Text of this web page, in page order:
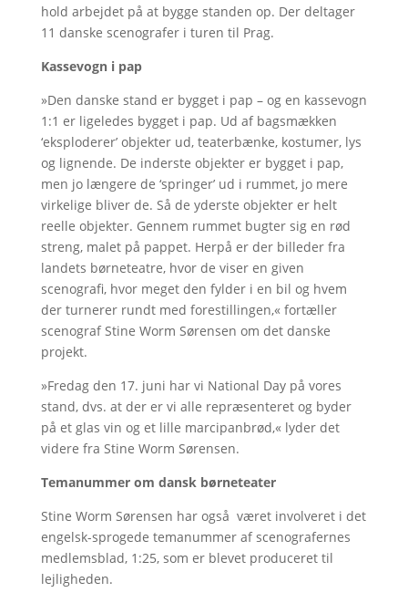
hold arbejdet på at bygge standen op. Der deltager
11 danske scenografer i turen til Prag.
Kassevogn i pap
»Den danske stand er bygget i pap – og en kassevogn
1:1 er ligeledes bygget i pap. Ud af bagsmækken
‘eksploderer’ objekter ud, teaterbænke, kostumer, lys
og lignende. De inderste objekter er bygget i pap,
men jo længere de ‘springer’ ud i rummet, jo mere
virkelige bliver de. Så de yderste objekter er helt
reelle objekter. Gennem rummet bugter sig en rød
streng, malet på pappet. Herpå er der billeder fra
landets børneteatre, hvor de viser en given
scenografi, hvor meget den fylder i en bil og hvem
der turnerer rundt med forestillingen,« fortæller
scenograf Stine Worm Sørensen om det danske
projekt.
»Fredag den 17. juni har vi National Day på vores
stand, dvs. at der er vi alle repræsenteret og byder
på et glas vin og et lille marcipanbrød,« lyder det
videre fra Stine Worm Sørensen.
Temanummer om dansk børneteater
Stine Worm Sørensen har også været involveret i det
engelsk-sprogede temanummer af scenografernes
medlemsblad, 1:25, som er blevet produceret til
lejligheden.